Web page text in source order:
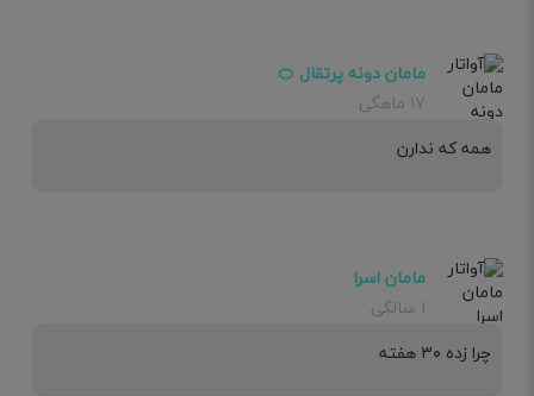
مامان دونه پرتقال 🍊
۱۷ ماهگی
همه که ندارن
مامان اسرا
۱ سالگی
چرا زده ۳۰ هفته